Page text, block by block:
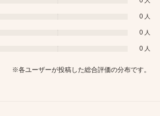
0
0
0
※各ユーザーが投稿した総合評価の分布です。